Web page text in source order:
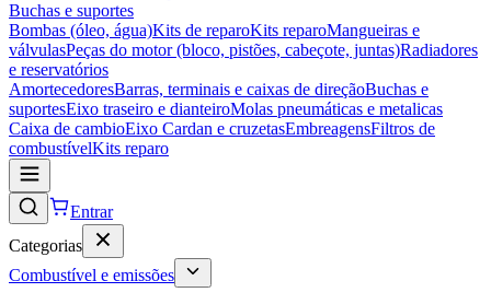
Buchas e suportes
Bombas (óleo, água)Kits de reparoKits reparoMangueiras e
válvulasPeças do motor (bloco, pistões, cabeçote, juntas)Radiadores
e reservatórios
AmortecedoresBarras, terminais e caixas de direçãoBuchas e
suportesEixo traseiro e dianteiroMolas pneumáticas e metalicas
Caixa de cambioEixo Cardan e cruzetasEmbreagensFiltros de
combustívelKits reparo
Entrar
Categorias
Combustível e emissões